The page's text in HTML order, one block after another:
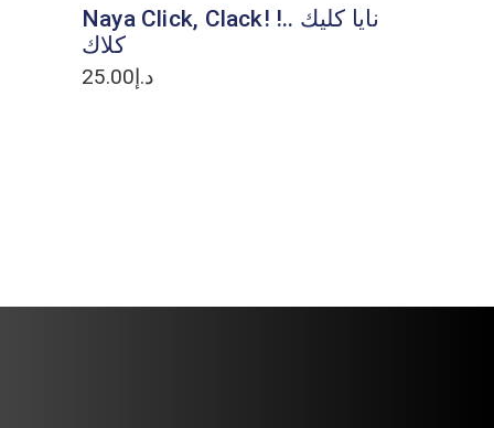
Naya Click, Clack! !نايا كليك ..
كلاك
د.إ25.00